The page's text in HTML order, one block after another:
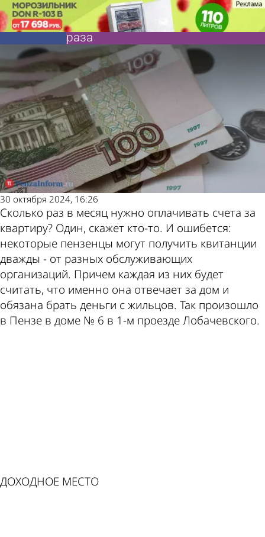
Поставили на счетчик. Пензенцев
просят заплатить за квартиру два
раза
Аргументы
и факты
30 октября 2024, 16:26
Сколько раз в месяц нужно оплачивать счета за
квартиру? Один, скажет кто-то. И ошибется:
некоторые пензенцы могут получить квитанции
дважды - от разных обслуживающих
организаций. Причем каждая из них будет
считать, что именно она отвечает за дом и
обязана брать деньги с жильцов. Так произошло
в Пензе в доме № 6 в 1-м проезде Лобачевского.
ДОХОДНОЕ МЕСТО
Поставили на счетчик. Пензенцев
просят заплатить за квартиру два
раза
Аргументы
и факты
Также
пресса
пишет
по этой
Погода
и
курсы
валют
Пензе